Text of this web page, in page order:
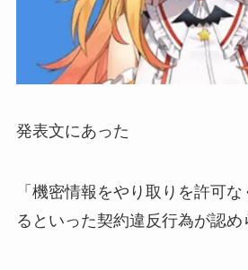
発表文にあった
「機密情報をやり取りを許可
るといった契約違反行為が認め